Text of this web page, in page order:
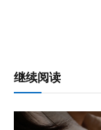
继续阅读